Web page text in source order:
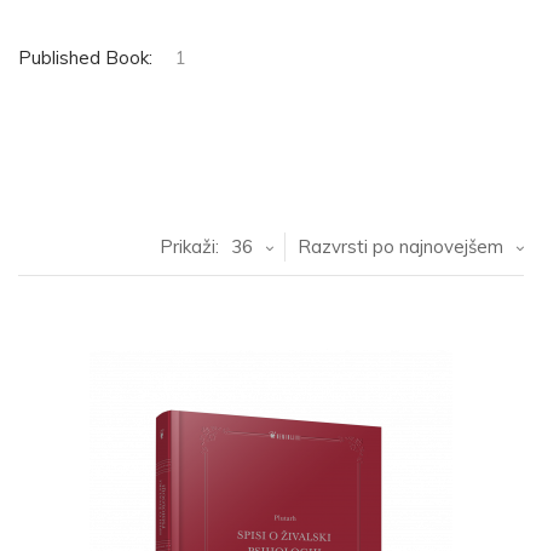
Published Book: 1
Razvrsti po najnovejšem
Prikaži: 36